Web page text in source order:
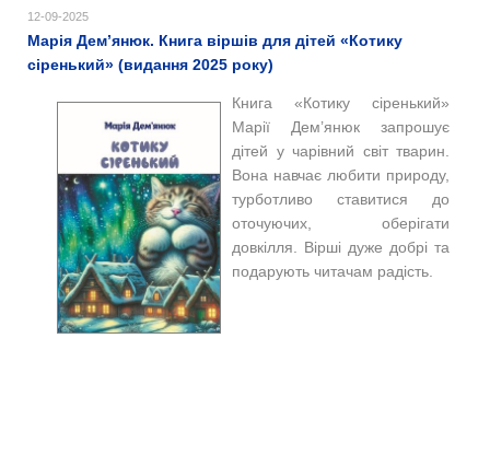
12-09-2025
Марія Дем’янюк. Книга віршів для дітей «Котику
сіренький» (видання 2025 року)
Книга «Котику сіренький»
Марії Дем’янюк запрошує
дітей у чарівний світ тварин.
Вона навчає любити природу,
турботливо ставитися до
оточуючих, оберігати
довкілля. Вірші дуже добрі та
подарують читачам радість.